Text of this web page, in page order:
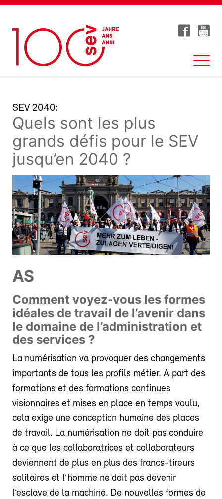
SEV 2040:
Quels sont les plus
grands défis pour le SEV
jusqu’en 2040 ?
AS
Comment voyez-vous les formes
idéales de travail de l’avenir dans
le domaine de l’administration et
des services ?
La numérisation va provoquer des changements
importants de tous les profils métier. A part des
formations et des formations continues
visionnaires et mises en place en temps voulu,
cela exige une conception humaine des places
de travail. La numérisation ne doit pas conduire
à ce que les collaboratrices et collaborateurs
deviennent de plus en plus des francs-tireurs
solitaires et l’homme ne doit pas devenir
l’esclave de la machine. De nouvelles formes de